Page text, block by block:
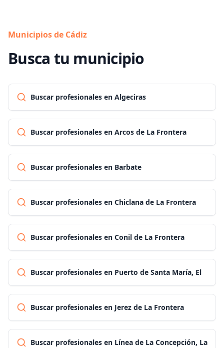
Municipios de Cádiz
Busca tu municipio
Buscar profesionales en Algeciras
Buscar profesionales en Arcos de La Frontera
Buscar profesionales en Barbate
Buscar profesionales en Chiclana de La Frontera
Buscar profesionales en Conil de La Frontera
Buscar profesionales en Puerto de Santa María, El
Buscar profesionales en Jerez de La Frontera
Buscar profesionales en Línea de La Concepción, La